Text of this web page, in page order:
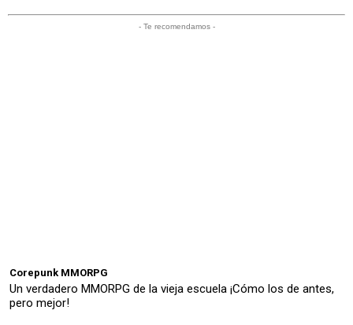
- Te recomendamos -
Corepunk MMORPG
Un verdadero MMORPG de la vieja escuela ¡Cómo los de antes,
pero mejor!